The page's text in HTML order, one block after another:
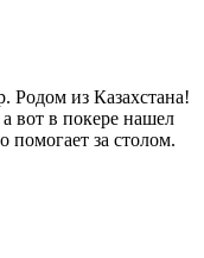
Родом из Казахстана!
вот в покере нашел
помогает за столом.